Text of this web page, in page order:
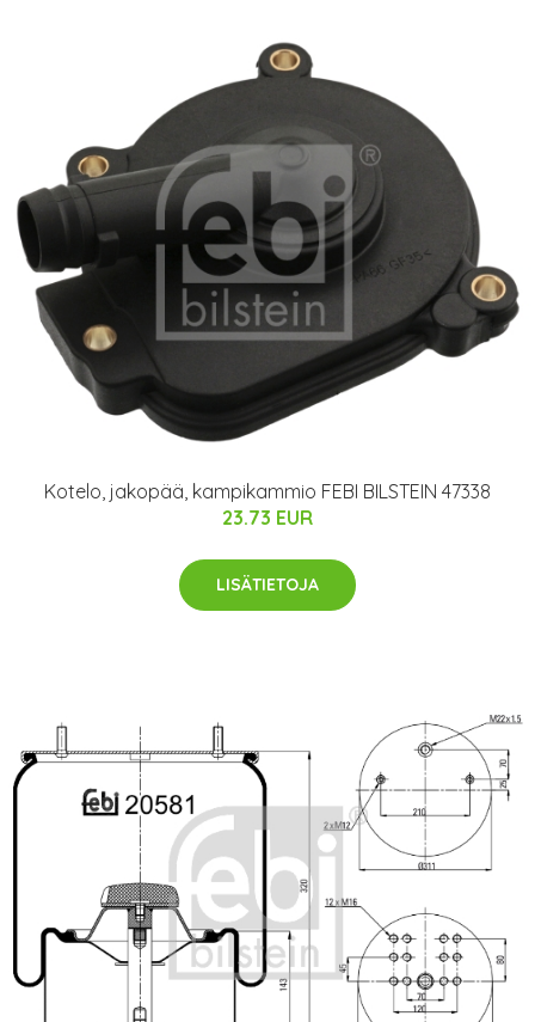
Kotelo, jakopää, kampikammio FEBI BILSTEIN 47338
23.73 EUR
LISÄTIETOJA